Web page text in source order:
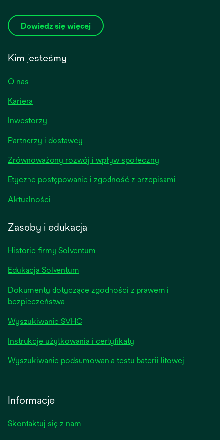
Dowiedz się więcej
Kim jesteśmy
O nas
Kariera
Inwestorzy
a
new
Partnerzy i dostawcy
Zrównoważony rozwój i wpływ społeczny
Etyczne postępowanie i zgodność z przepisami
Aktualności
tab
Zasoby i edukacja
Historie firmy Solventum
Edukacja Solventum
Dokumenty dotyczące zgodności z prawem i
bezpieczeństwa
Wyszukiwanie SVHC
Instrukcje użytkowania i certyfikaty
Wyszukiwanie podsumowania testu baterii litowej
Informacje
Skontaktuj się z nami